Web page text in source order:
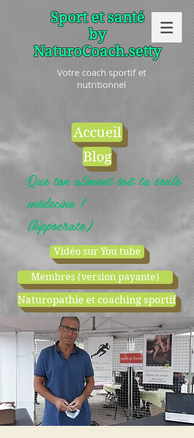
Sport et santé
by
NaturoCoach.setty
Votre coach sportif et
nutritionnel
Accueil
Blog
Que ton aliment soit ta seule
médecine !
(hippocrate)
Vidéo sur You tube
Membres (version payante)
Naturopathie et coaching sportif
cours d'essai boutique